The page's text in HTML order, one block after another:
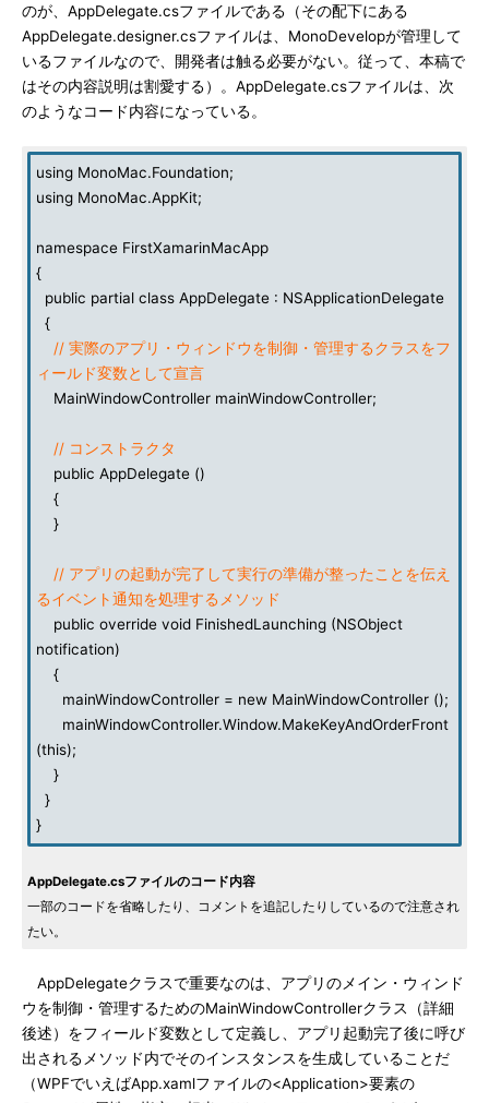
のが、AppDelegate.csファイルである（その配下にある
AppDelegate.designer.csファイルは、MonoDevelopが管理して
いるファイルなので、開発者は触る必要がない。従って、本稿で
はその内容説明は割愛する）。AppDelegate.csファイルは、次
のようなコード内容になっている。
using MonoMac.Foundation;
using MonoMac.AppKit;
namespace FirstXamarinMacApp
{
public partial class AppDelegate : NSApplicationDelegate
{
// 実際のアプリ・ウィンドウを制御・管理するクラスをフ
ィールド変数として宣言
MainWindowController mainWindowController;
// コンストラクタ
public AppDelegate ()
{
}
// アプリの起動が完了して実行の準備が整ったことを伝え
るイベント通知を処理するメソッド
public override void FinishedLaunching (NSObject
notification)
{
mainWindowController = new MainWindowController ();
mainWindowController.Window.MakeKeyAndOrderFront
(this);
}
}
}
AppDelegate.csファイルのコード内容
一部のコードを省略したり、コメントを追記したりしているので注意され
たい。
AppDelegateクラスで重要なのは、アプリのメイン・ウィンド
ウを制御・管理するためのMainWindowControllerクラス（詳細
後述）をフィールド変数として定義し、アプリ起動完了後に呼び
出されるメソッド内でそのインスタンスを生成していることだ
（WPFでいえばApp.xamlファイルの<Application>要素の